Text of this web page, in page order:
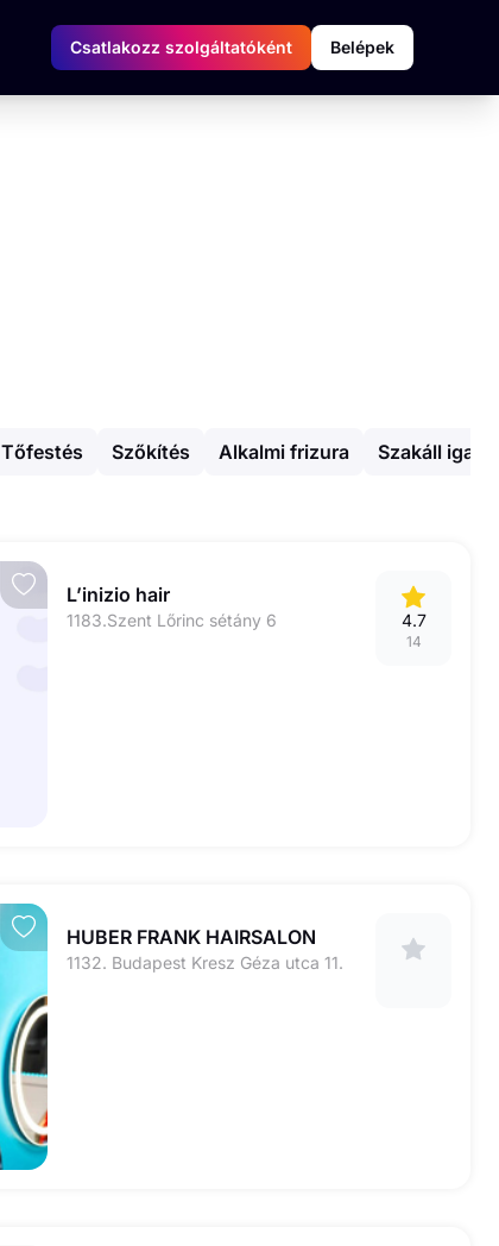
Csatlakozz szolgáltatóként Belépek
Tőfestés Szőkítés Alkalmi frizura Szakáll
L’inizio hair
1183.Szent Lőrinc sétány 6 4.7
14
HUBER FRANK HAIRSALON
1132. Budapest Kresz Géza utca 11.